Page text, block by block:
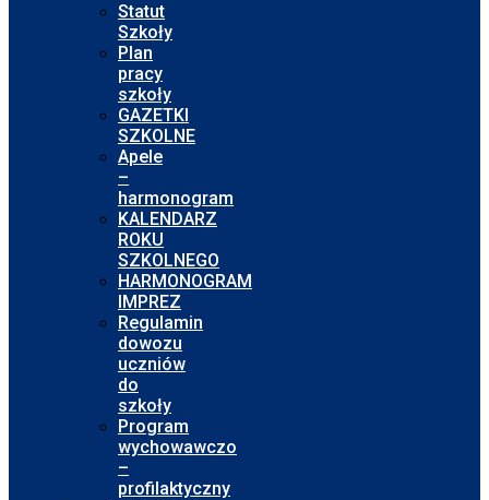
Statut
Szkoły
Plan
pracy
szkoły
GAZETKI
SZKOLNE
Apele
–
harmonogram
KALENDARZ
ROKU
SZKOLNEGO
HARMONOGRAM
IMPREZ
Regulamin
dowozu
uczniów
do
szkoły
Program
wychowawczo
–
profilaktyczny